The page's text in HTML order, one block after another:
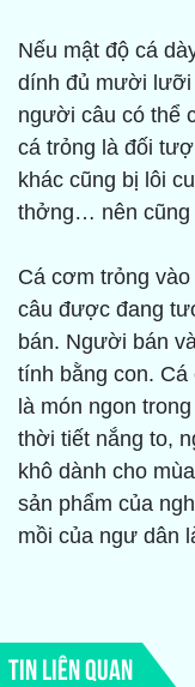
Nếu mật độ cá
dính đủ mười lưỡi
người câu có thể
cá trỏng là đối
khác cũng bị lôi
thởng… nên cũng
Cá cơm trỏng
câu được đang
bán. Người bán
tính bằng con.
là món ngon
thời tiết nắng to,
khô dành cho
sản phẩm của
mồi của ngư dân
TIN LIÊN QUAN